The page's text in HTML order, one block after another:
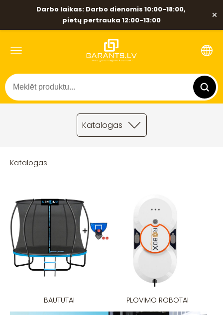
Darbo laikas: Darbo dienomis 10:00-18:00,
pietų pertrauka 12:00-13:00
×
Katalogas
Katalogas
BAUTUTAI PLOVIMO ROBOTAI